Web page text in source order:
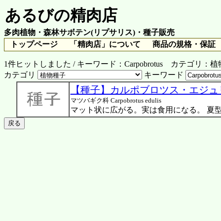
あるびの精肉店
多肉植物・森林サボテン(リプサリス)・種子販売
トップページ
「精肉店」について 商品の規格・保証
1件ヒットしました / キーワード：Carpobrotus カテゴリ：
カテゴリ
キーワード
【種子】カルポブロツス・エジ
マツバギク科 Carpobrotus edulis
マット状に広がる。実は食用になる。 夏